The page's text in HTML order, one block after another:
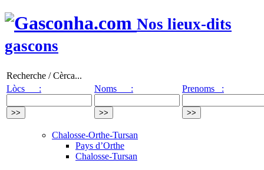
Nos lieux-dits
gascons
Recherche / Cèrca...
Lòcs :
Noms : Prenoms :
Chalosse-Orthe-Tursan
Pays d’Orthe
Chalosse-Tursan